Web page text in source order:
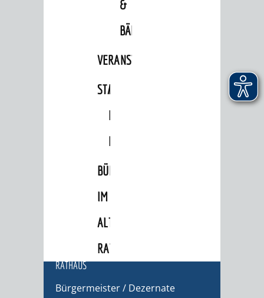
&
BÄDER
VERANSTALTUNGSRÄUME
STADTHALLE
ROLF-
ENGELBRECHT-
HAUS
BÜRGERSAAL
IM
ALTEN
RATHAUS
Vermiete doch an deine Stadt
POLITIK & GREMIEN
Oberbürgermeister
Ortschaftsräte
Ausschüsse und Beiräte
Jugendgemeinderat
Abgeordnete
RATHAUS
Bürgermeister / Dezernate